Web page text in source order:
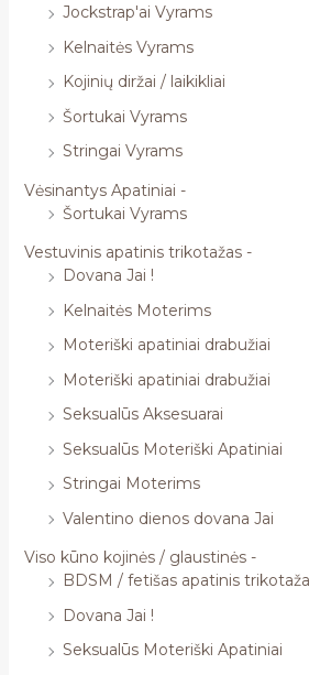
Jockstrap'ai Vyrams
Kelnaitės Vyrams
Kojinių diržai / laikikliai
Šortukai Vyrams
Stringai Vyrams
Vėsinantys Apatiniai -
Šortukai Vyrams
Vestuvinis apatinis trikotažas -
Dovana Jai !
Kelnaitės Moterims
Moteriški apatiniai drabužiai
Moteriški apatiniai drabužiai
Seksualūs Aksesuarai
Seksualūs Moteriški Apatiniai
Stringai Moterims
Valentino dienos dovana Jai
Viso kūno kojinės / glaustinės -
BDSM / fetišas apatinis
Dovana Jai !
Seksualūs Moteriški Apatiniai